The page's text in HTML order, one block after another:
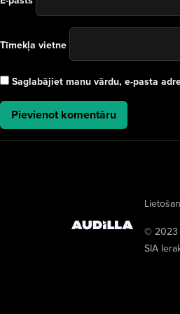
Tīmekļa vietne
Saglabājiet manu vārdu, e-pasta
© 2023
SIA